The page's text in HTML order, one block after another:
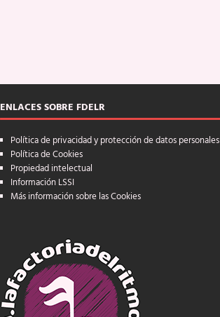
ENLACES SOBRE FDELR
Política de privacidad y protección de datos personales
Política de Cookies
Propiedad intelectual
Información LSSI
Más información sobre las Cookies